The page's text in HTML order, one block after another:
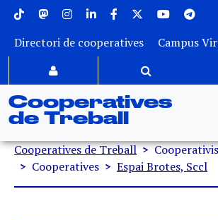
Vés al contingut
Menu superior
Directori de cooperatives Campus
Cooperatives
de Treball
Fil d'ariadna
Cooperatives de Treball
Cooperatives
Espai Brotes, Sccl